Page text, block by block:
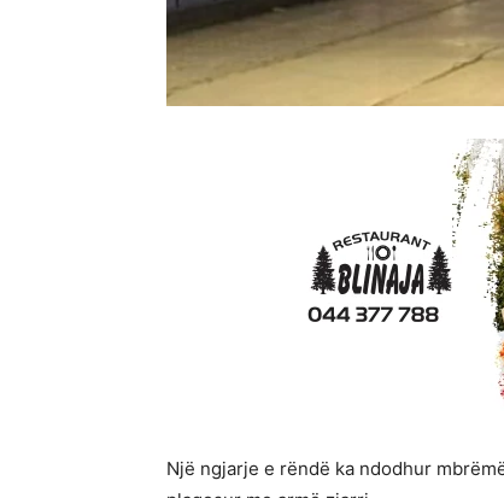
Një ngjarje e rëndë ka ndodhur